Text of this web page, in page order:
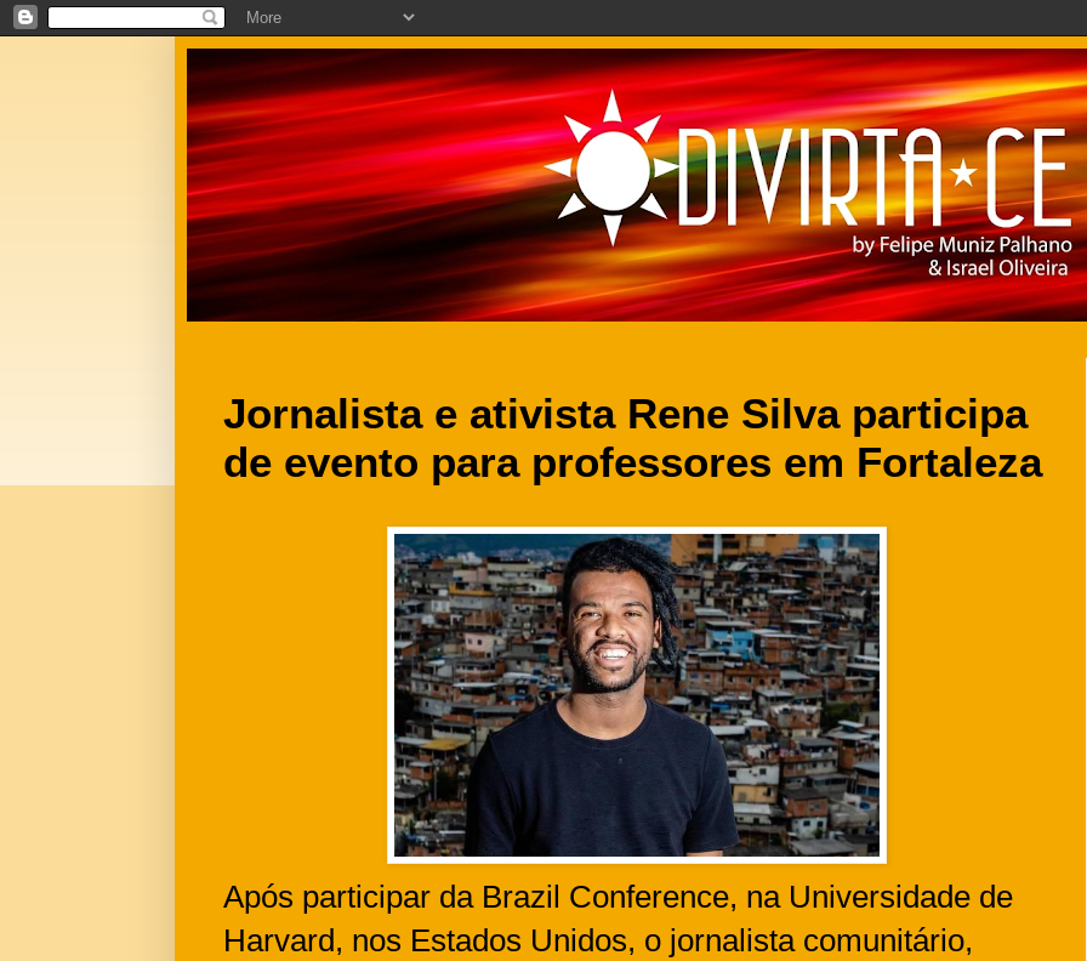
Jornalista e ativista Rene Silva participa
de evento para professores em Fortaleza
Após participar da Brazil Conference, na Universidade de
Harvard, nos Estados Unidos, o jornalista comunitário,